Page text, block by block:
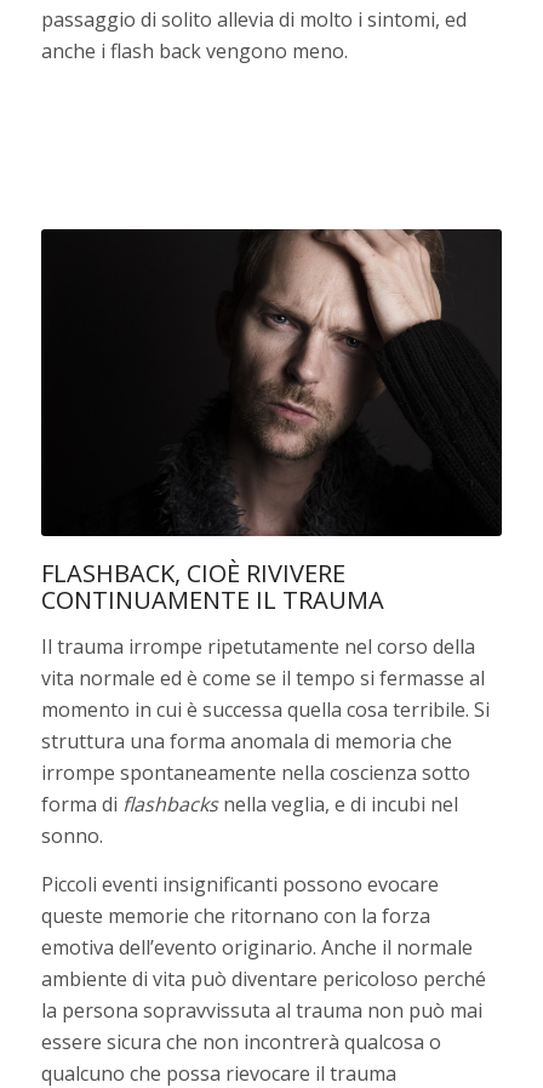
passaggio di solito allevia di molto i sintomi, ed
anche i flash back vengono meno.
FLASHBACK, CIOÈ RIVIVERE
CONTINUAMENTE IL TRAUMA
Il trauma irrompe ripetutamente nel corso della
vita normale ed è come se il tempo si fermasse al
momento in cui è successa quella cosa terribile. Si
struttura una forma anomala di memoria che
irrompe spontaneamente nella coscienza sotto
forma di flashbacksnella veglia, e di incubi nel
sonno.
Piccoli eventi insignificanti possono evocare
queste memorie che ritornano con la forza
emotiva dell’evento originario. Anche il normale
ambiente di vita può diventare pericoloso perché
la persona sopravvissuta al trauma non può mai
essere sicura che non incontrerà qualcosa o
qualcuno che possa rievocare il trauma